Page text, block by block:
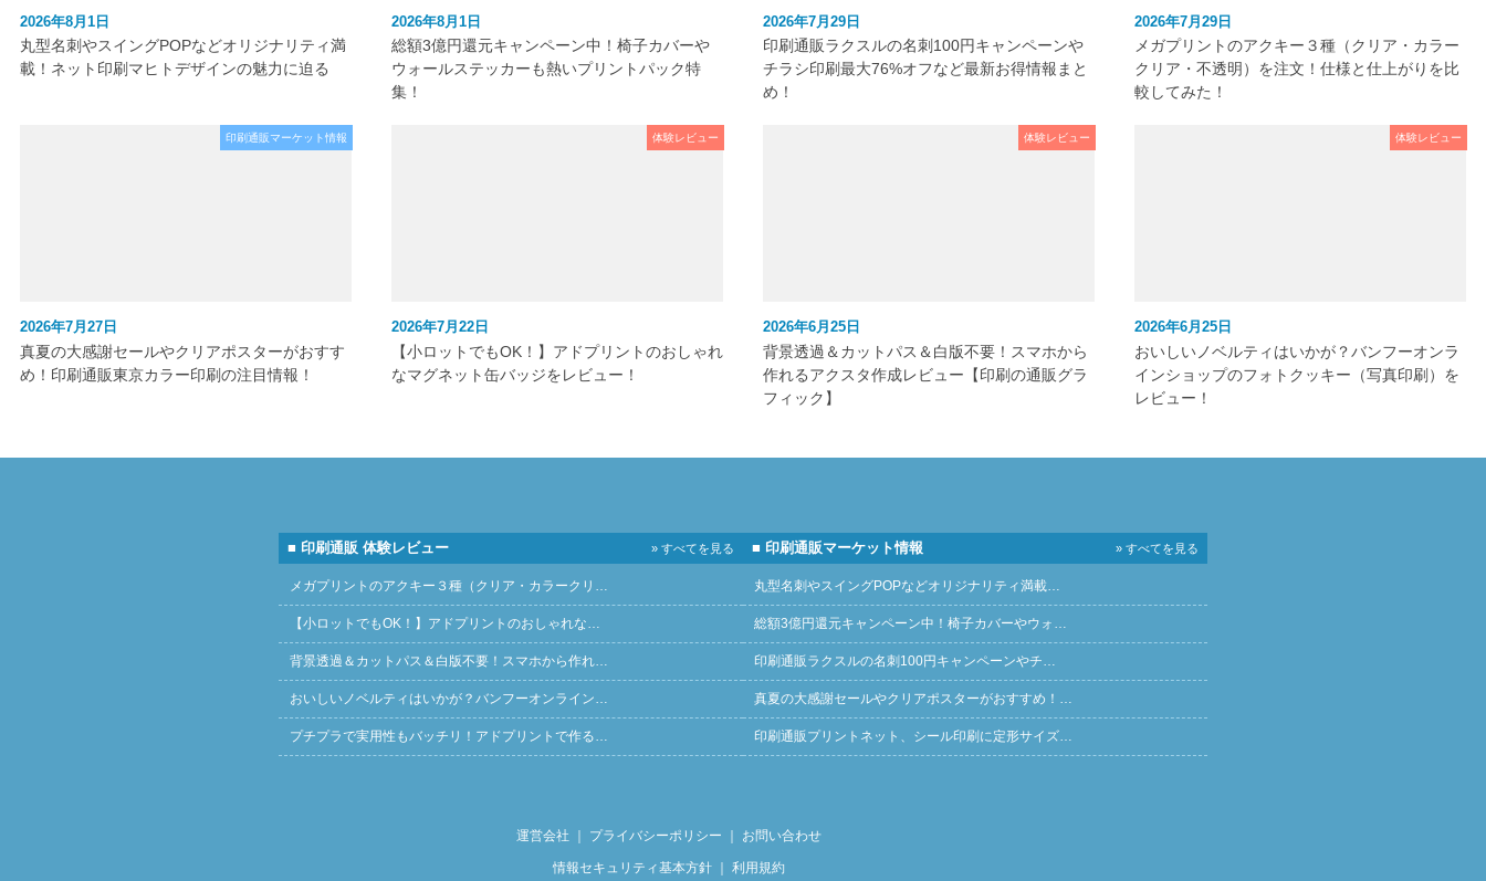
2026年8月1日
丸型名刺やスイングPOPなどオリジナリティ満
載！ネット印刷マヒトデザインの魅力に迫る
2026年8月1日
総額3億円還元キャンペーン中！椅子カバーや
ウォールステッカーも熱いプリントパック特
集！
2026年7月29日
印刷通販ラクスルの名刺100円キャンペーンや
チラシ印刷最大76%オフなど最新お得情報まと
め！
2026年7月29日
メガプリントのアクキー３種（クリア・カラー
クリア・不透明）を注文！仕様と仕上がりを比
較してみた！
印刷通販マーケット情報
2026年7月27日
真夏の大感謝セールやクリアポスターがおすす
め！印刷通販東京カラー印刷の注目情報！
体験レビュー
2026年7月22日
【小ロットでもOK！】アドプリントのおしゃれ
なマグネット缶バッジをレビュー！
体験レビュー
2026年6月25日
背景透過＆カットパス＆白版不要！スマホから
作れるアクスタ作成レビュー【印刷の通販グラ
フィック】
体験レビュー
2026年6月25日
おいしいノベルティはいかが？バンフーオンラ
インショップのフォトクッキー（写真印刷）を
レビュー！
■ 印刷通販 体験レビュー » すべてを見る
メガプリントのアクキー３種（クリア・カラークリ…
【小ロットでもOK！】アドプリントのおしゃれな…
背景透過＆カットパス＆白版不要！スマホから作れ…
おいしいノベルティはいかが？バンフーオンライン…
プチプラで実用性もバッチリ！アドプリントで作る…
■ 印刷通販マーケット情報 » すべてを見る
丸型名刺やスイングPOPなどオリジナリティ満載…
総額3億円還元キャンペーン中！椅子カバーやウォ…
印刷通販ラクスルの名刺100円キャンペーンやチ…
真夏の大感謝セールやクリアポスターがおすすめ！…
印刷通販プリントネット、シール印刷に定形サイズ…
運営会社 ｜ プライバシーポリシー ｜ お問い合わせ
情報セキュリティ基本方針｜ 利用規約